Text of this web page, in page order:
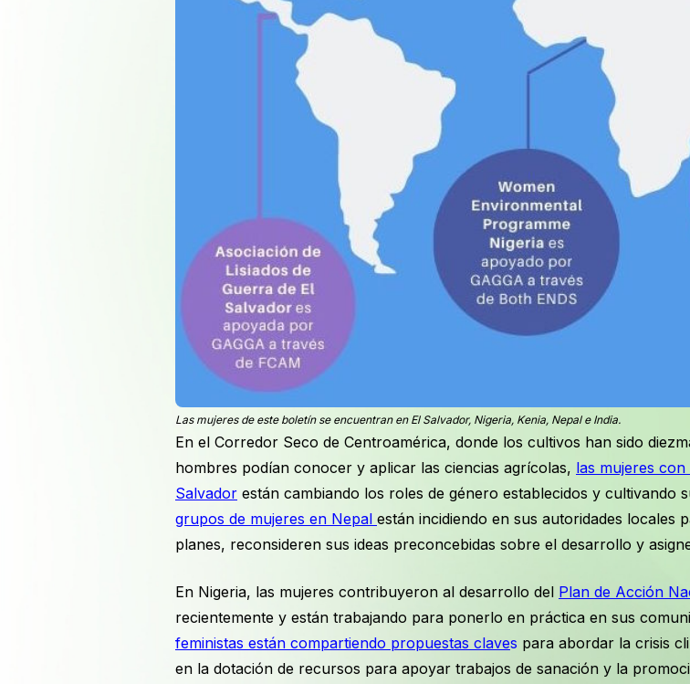
Las mujeres de este boletín se encuentran en El Salvador, Nigeria, Kenia, Nepal e India.
En el Corredor Seco de Centroamérica, donde los cultivos han sido
hombres podían conocer y aplicar las ciencias agrícolas, las mujeres
Salvador están cambiando los roles de género establecidos y cultivando
grupos de mujeres en Nepal están incidiendo en sus autoridades
planes, reconsideren sus ideas preconcebidas sobre el desarrollo y
En Nigeria, las mujeres contribuyeron al desarrollo del Plan de Acción
recientemente y están trabajando para ponerlo en práctica en sus
feministas están compartiendo propuestas claves para abordar la crisis
en la dotación de recursos para apoyar trabajos de sanación y la